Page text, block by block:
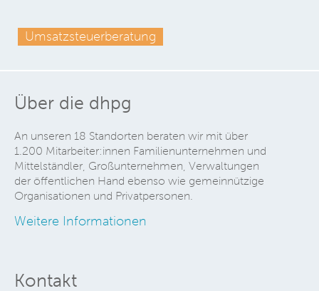
Umsatzsteuerberatung
Über die dhpg
An unseren 18 Standorten beraten wir mit über
1.200 Mitarbeiter:innen Familienunternehmen und
Mittelständler, Großunternehmen, Verwaltungen
der öffentlichen Hand ebenso wie gemeinnützige
Organisationen und Privatpersonen.
Weitere Informationen
Kontakt